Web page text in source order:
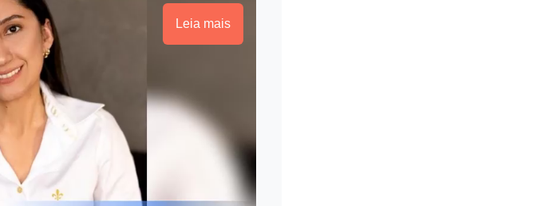
Leia mais